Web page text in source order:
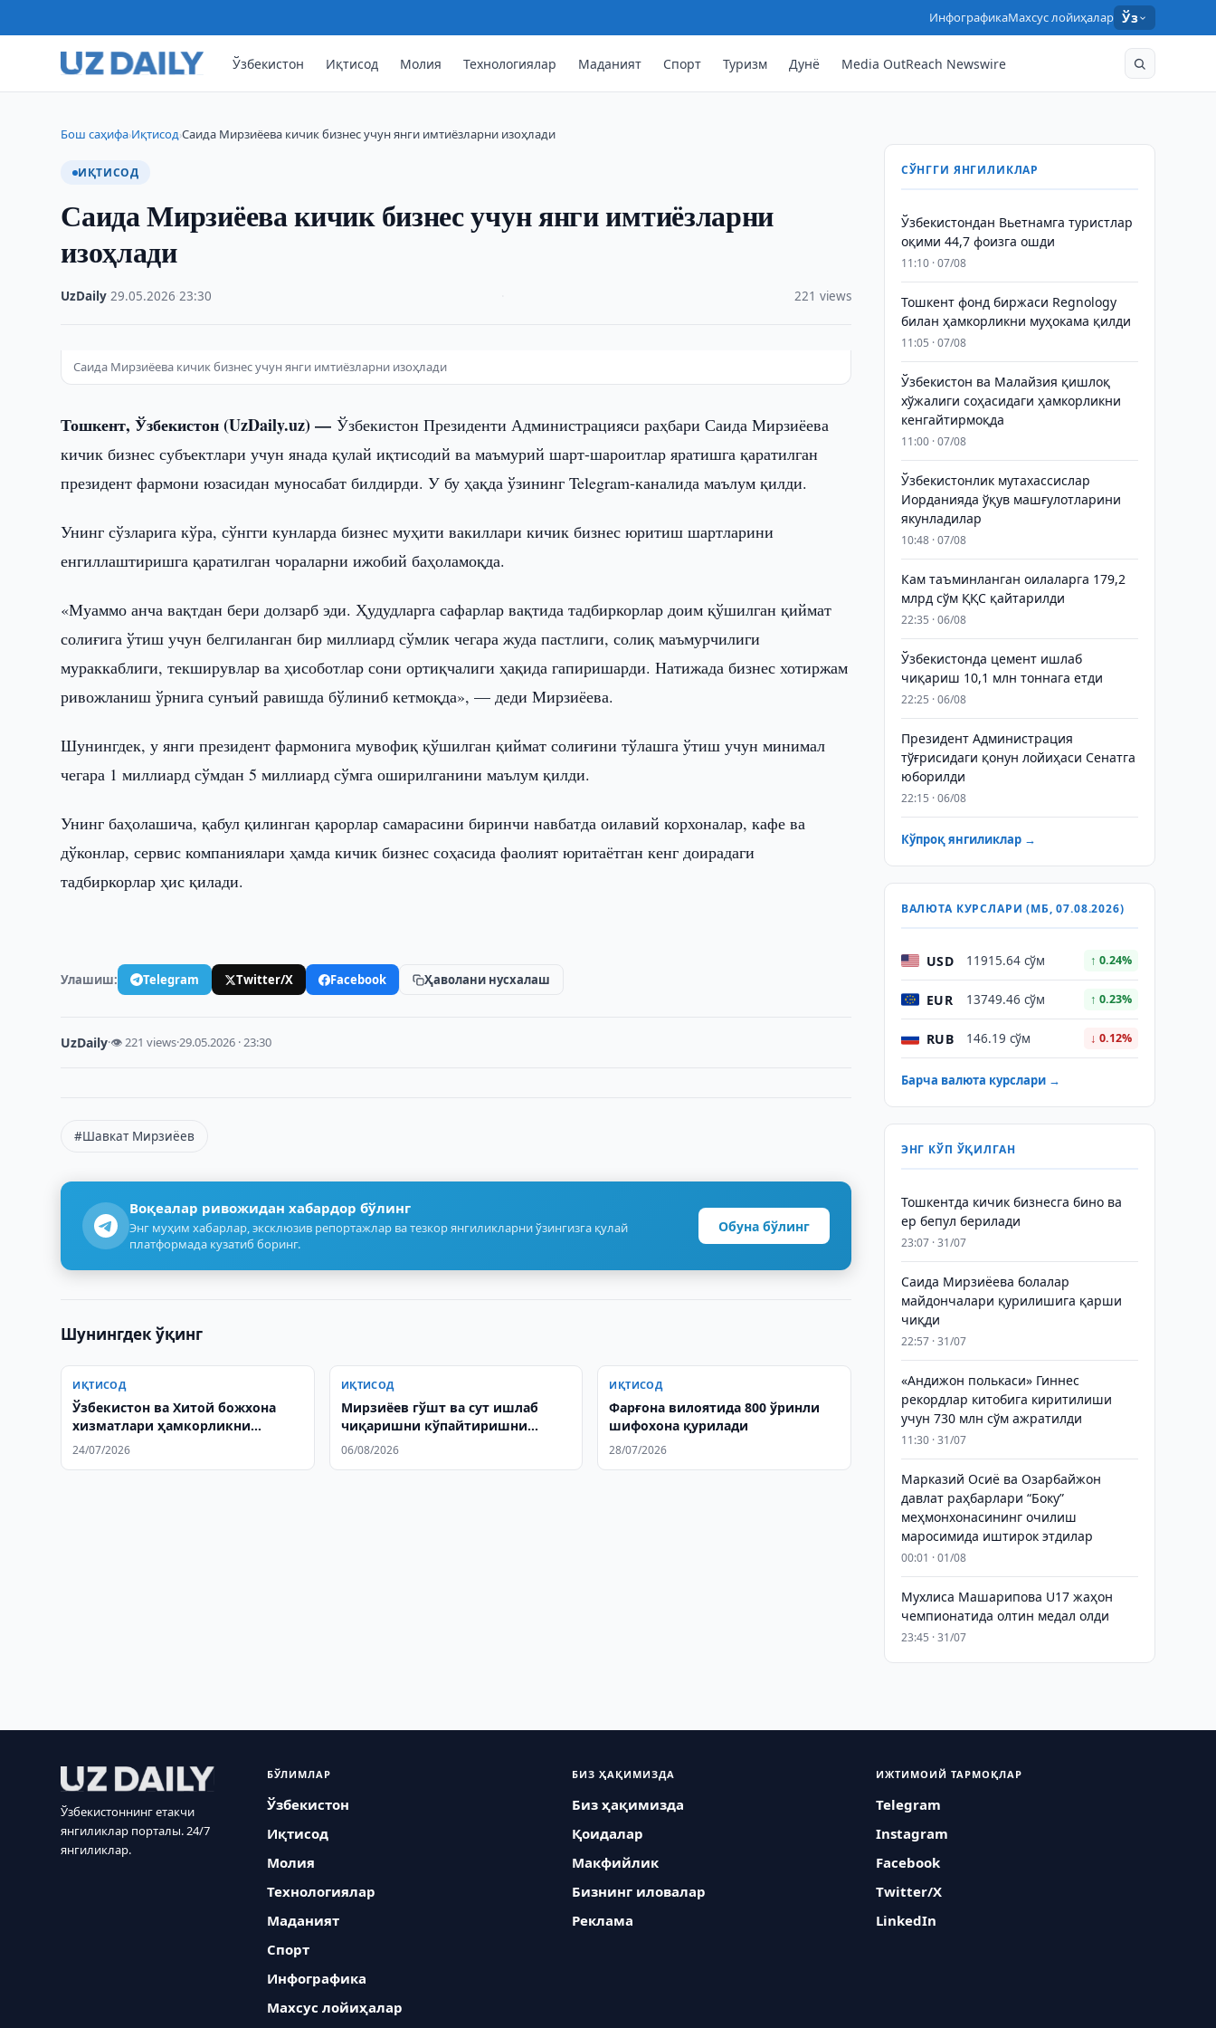
ИнфографикаМахсус лойиҳалар Ўз
Ўзбекистон Иқтисод Молия Технологиялар Маданият Спорт Туризм Дунё Media OutReach Newswire
Бош саҳифа›Иқтисод›Саида Мирзиёева кичик бизнес учун янги имтиёзларни изоҳлади
ИҚТИСОД
Саида Мирзиёева кичик бизнес учун янги имтиёзларни
изоҳлади
UzDaily ·29.05.2026 ·23:30 221 views
Саида Мирзиёева кичик бизнес учун янги имтиёзларни изоҳлади
Тошкент, Ўзбекистон (UzDaily.uz) —Ўзбекистон Президенти Администрацияси раҳбари Саида Мирзиёева
кичик бизнес субъектлари учун янада қулай иқтисодий ва маъмурий шарт-шароитлар яратишга қаратилган
президент фармони юзасидан муносабат билдирди. У бу ҳақда ўзининг Telegram-каналида маълум қилди.
Унинг сўзларига кўра, сўнгги кунларда бизнес муҳити вакиллари кичик бизнес юритиш шартларини
енгиллаштиришга қаратилган чораларни ижобий баҳоламоқда.
«Муаммо анча вақтдан бери долзарб эди. Ҳудудларга сафарлар вақтида тадбиркорлар доим қўшилган қиймат
солиғига ўтиш учун белгиланган бир миллиард сўмлик чегара жуда пастлиги, солиқ маъмурчилиги
мураккаблиги, текширувлар ва ҳисоботлар сони ортиқчалиги ҳақида гапиришарди. Натижада бизнес хотиржам
ривожланиш ўрнига сунъий равишда бўлиниб кетмоқда», — деди Мирзиёева.
Шунингдек, у янги президент фармонига мувофиқ қўшилган қиймат солиғини тўлашга ўтиш учун минимал
чегара 1 миллиард сўмдан 5 миллиард сўмга оширилганини маълум қилди.
Унинг баҳолашича, қабул қилинган қарорлар самарасини биринчи навбатда оилавий корхоналар, кафе ва
дўконлар, сервис компаниялари ҳамда кичик бизнес соҳасида фаолият юритаётган кенг доирадаги
тадбиркорлар ҳис қилади.
Улашиш: Telegram Twitter/X Facebook Ҳаволани нусхалаш
UzDaily·👁 221 views·29.05.2026 · 23:30
#Шавкат Мирзиёев
Воқеалар ривожидан хабардор бўлинг
Энг муҳим хабарлар, эксклюзив репортажлар ва тезкор янгиликларни ўзингизга қулай
платформада кузатиб боринг.
Обуна бўлинг
Шунингдек ўқинг
ИҚТИСОД
Ўзбекистон ва Хитой божхона
хизматлари ҳамкорликни
кенгайтиради
24/07/2026
ИҚТИСОД
Мирзиёев гўшт ва сут ишлаб
чиқаришни кўпайтиришни
буюрди
06/08/2026
ИҚТИСОД
Фарғона вилоятида 800 ўринли
шифохона қурилади
28/07/2026
СЎНГГИ ЯНГИЛИКЛАР
Ўзбекистондан Вьетнамга туристлар
оқими 44,7 фоизга ошди
11:10 · 07/08
Тошкент фонд биржаси Regnology
билан ҳамкорликни муҳокама қилди
11:05 · 07/08
Ўзбекистон ва Малайзия қишлоқ
хўжалиги соҳасидаги ҳамкорликни
кенгайтирмоқда
11:00 · 07/08
Ўзбекистонлик мутахассислар
Иорданияда ўқув машғулотларини
якунладилар
10:48 · 07/08
Кам таъминланган оилаларга 179,2
млрд сўм ҚҚС қайтарилди
22:35 · 06/08
Ўзбекистонда цемент ишлаб
чиқариш 10,1 млн тоннага етди
22:25 · 06/08
Президент Администрация
тўғрисидаги қонун лойиҳаси Сенатга
юборилди
22:15 · 06/08
Кўпроқ янгиликлар →
ВАЛЮТА КУРСЛАРИ (МБ, 07.08.2026)
USD 11915.64 сўм ↑ 0.24%
EUR 13749.46 сўм ↑ 0.23%
RUB 146.19 сўм ↓ 0.12%
Барча валюта курслари →
ЭНГ КЎП ЎҚИЛГАН
Тошкентда кичик бизнесга бино ва
ер бепул берилади
23:07 · 31/07
Саида Мирзиёева болалар
майдончалари қурилишига қарши
чиқди
22:57 · 31/07
«Андижон полькаси» Гиннес
рекордлар китобига киритилиши
учун 730 млн сўм ажратилди
11:30 · 31/07
Марказий Осиё ва Озарбайжон
давлат раҳбарлари “Боку”
меҳмонхонасининг очилиш
маросимида иштирок этдилар
00:01 · 01/08
Мухлиса Машарипова U17 жаҳон
чемпионатида олтин медал олди
23:45 · 31/07
Ўзбекистоннинг етакчи
янгиликлар порталы. 24/7
янгиликлар.
БЎЛИМЛАР
Ўзбекистон
Иқтисод
Молия
Технологиялар
Маданият
Спорт
Инфографика
Махсус лойиҳалар
БИЗ ҲАҚИМИЗДА
Биз ҳақимизда
Қоидалар
Макфийлик
Бизнинг иловалар
Реклама
ИЖТИМОИЙ ТАРМОҚЛАР
Telegram
Instagram
Facebook
Twitter/X
LinkedIn